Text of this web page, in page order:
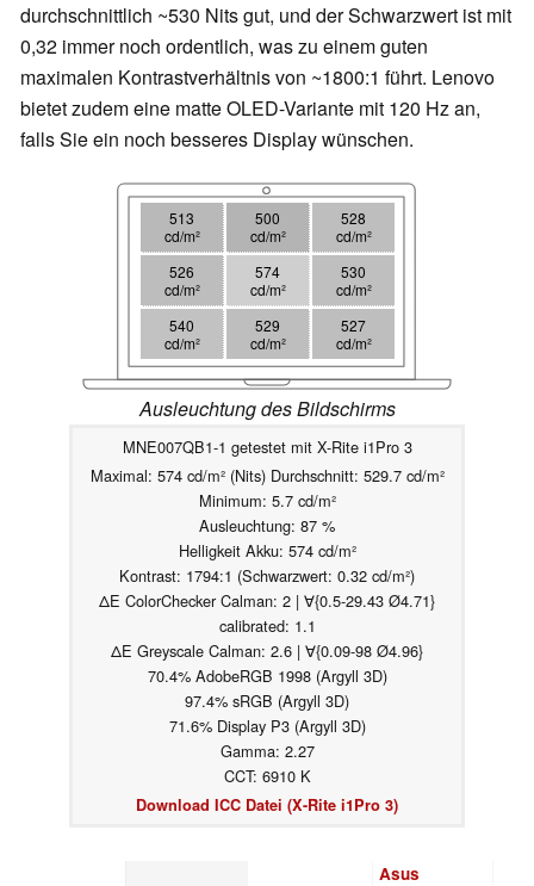
durchschnittlich ~530 Nits gut, und der Schwarzwert ist mit
0,32 immer noch ordentlich, was zu einem guten
maximalen Kontrastverhältnis von ~1800:1 führt. Lenovo
bietet zudem eine matte OLED-Variante mit 120 Hz an,
falls Sie ein noch besseres Display wünschen.
513
cd/m²
500
cd/m²
528
cd/m²
526
cd/m²
574
cd/m²
530
cd/m²
540
cd/m²
529
cd/m²
527
cd/m²
Ausleuchtung des Bildschirms
MNE007QB1-1 getestet mit X-Rite i1Pro 3
Maximal: 574 cd/m² (Nits) Durchschnitt: 529.7 cd/m²
Minimum: 5.7 cd/m²
Ausleuchtung: 87 %
Helligkeit Akku: 574 cd/m²
Kontrast: 1794:1 (Schwarzwert: 0.32 cd/m²)
ΔE ColorChecker Calman: 2 | ∀{0.5-29.43 Ø4.71}
calibrated: 1.1
ΔE Greyscale Calman: 2.6 | ∀{0.09-98 Ø4.96}
70.4% AdobeRGB 1998 (Argyll 3D)
97.4% sRGB (Argyll 3D)
71.6% Display P3 (Argyll 3D)
Gamma: 2.27
CCT: 6910 K
Download ICC Datei (X-Rite i1Pro 3)
Asus